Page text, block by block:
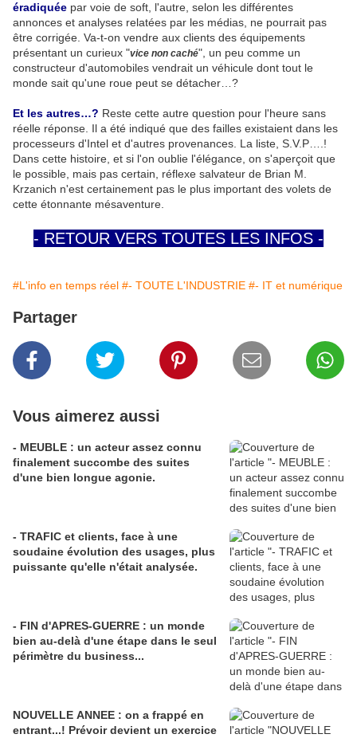
éradiquée par voie de soft, l'autre, selon les différentes
annonces et analyses relatées par les médias, ne pourrait pas
être corrigée. Va-t-on vendre aux clients des équipements
présentant un curieux "vice non caché", un peu comme un
constructeur d'automobiles vendrait un véhicule dont tout le
monde sait qu'une roue peut se détacher…?
Et les autres…? Reste cette autre question pour l'heure sans
réelle réponse. Il a été indiqué que des failles existaient dans les
processeurs d'Intel et d'autres provenances. La liste, S.V.P….!
Dans cette histoire, et si l'on oublie l'élégance, on s'aperçoit que
le possible, mais pas certain, réflexe salvateur de Brian M.
Krzanich n'est certainement pas le plus important des volets de
cette étonnante mésaventure.
- RETOUR VERS TOUTES LES INFOS -
#L'info en temps réel #- TOUTE L'INDUSTRIE #- IT et numérique
Partager
Vous aimerez aussi
- MEUBLE : un acteur assez connu
finalement succombe des suites
d'une bien longue agonie.
- TRAFIC et clients, face à une
soudaine évolution des usages, plus
puissante qu'elle n'était analysée.
- FIN d'APRES-GUERRE : un monde
bien au-delà d'une étape dans le seul
périmètre du business...
NOUVELLE ANNEE : on a frappé en
entrant...! Prévoir devient un exercice